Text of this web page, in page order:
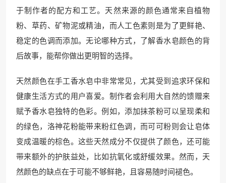
于制作者的配方和工艺。天然来源的颜色通常来自植物
粉、草药、矿物泥或精油，而人工色素则是为了更鲜艳、
稳定的色调而添加。无论哪种方式，了解香水皂颜色的背
后故事，能帮你做出更明智的选择。
天然颜色在手工香水皂中非常常见，尤其受到追求环保和
健康生活方式的用户喜爱。制作者会利用大自然的馈赠来
赋予香水皂独特的色彩。例如，添加抹茶粉可以呈现柔和
的绿色，洛神花粉能带来粉红色调，而可可粉则会让皂体
变成温暖的棕色。这些天然成分不仅提供了颜色，还可能
带来额外的护肤益处，比如抗氧化或舒缓效果。然而，天
然颜色的缺点在于可能不够鲜艳，且容易随时间褪色。